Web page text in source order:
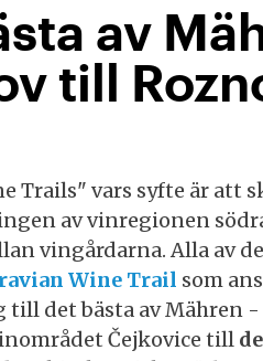
av
till
Trails" vars syfte är att
av vinregionen
vingårdarna. Alla av
Wine Trail som
till det bästa av Mähren
Čejkovice till